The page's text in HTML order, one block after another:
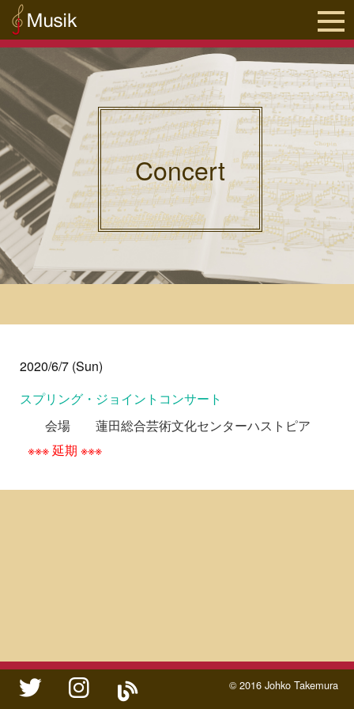
Concert
2020/6/7 (Sun)
スプリング・ジョイントコンサート
会場
蓮田総合芸術文化センターハストピア
※※※ 延期 ※※※
twitter instagram
ameblo © 2016 Johko Takemura